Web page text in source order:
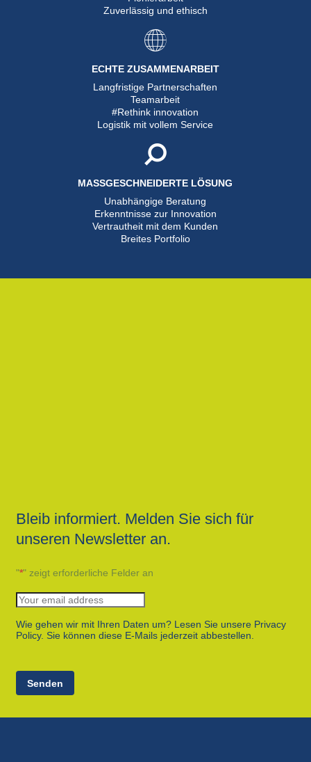
Zuverlässig und ethisch
ECHTE ZUSAMMENARBEIT
Langfristige Partnerschaften
Teamarbeit
#Rethink innovation
Logistik mit vollem Service
MASSGESCHNEIDERTE LÖSUNG
Unabhängige Beratung
Erkenntnisse zur Innovation
Vertrautheit mit dem Kunden
Breites Portfolio
Bleib informiert. Melden Sie sich für
unseren Newsletter an.
"*" zeigt erforderliche Felder an
Wie gehen wir mit Ihren Daten um? Lesen Sie unsere Privacy
Policy. Sie können diese E-Mails jederzeit abbestellen.
Senden